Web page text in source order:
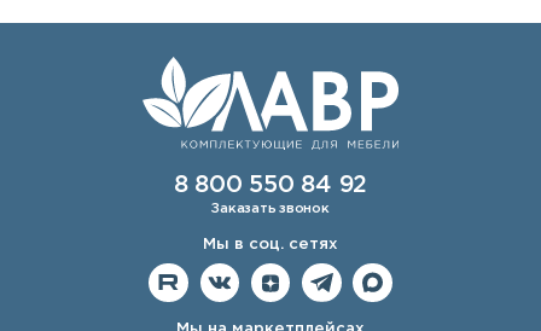
8 800 550 84 92
Заказать звонок
Мы в соц. сетях